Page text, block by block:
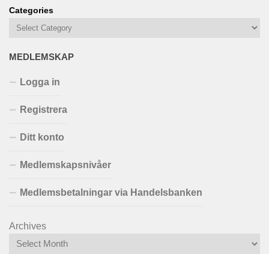
Categories
MEDLEMSKAP
Logga in
Registrera
Ditt konto
Medlemskapsnivåer
Medlemsbetalningar via Handelsbanken
Archives